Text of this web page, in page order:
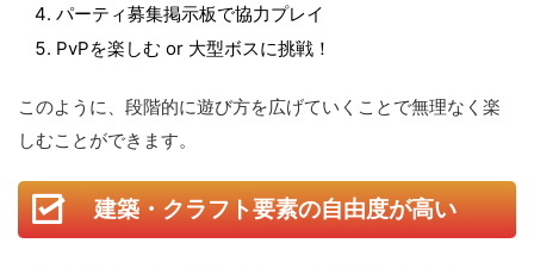
パーティ募集掲示板で協力プレイ
PvPを楽しむ or 大型ボスに挑戦！
このように、段階的に遊び方を広げていくことで無理なく楽
しむことができます。
建築・クラフト要素の自由度が高い